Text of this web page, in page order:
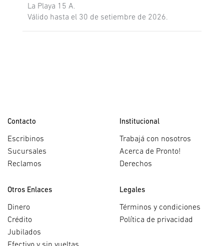
La Playa 15 A.
Válido hasta el 30 de setiembre de 2026.
Contacto
Escribinos
Sucursales
Reclamos
Institucional
Trabajá con nosotros
Acerca de Pronto!
Derechos
Otros Enlaces
Dinero
Crédito
Jubilados
Legales
Términos y condiciones
Política de privacidad